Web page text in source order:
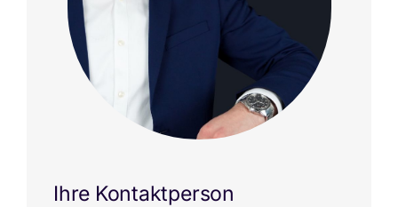
Ihre Kontaktperson